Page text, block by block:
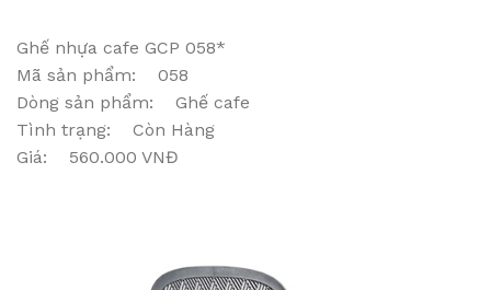
Ghế nhựa cafe GCP 058*
Mã sản phẩm: 058
Dòng sản phẩm: Ghế cafe
Tình trạng: Còn Hàng
Giá: 560.000 VNĐ